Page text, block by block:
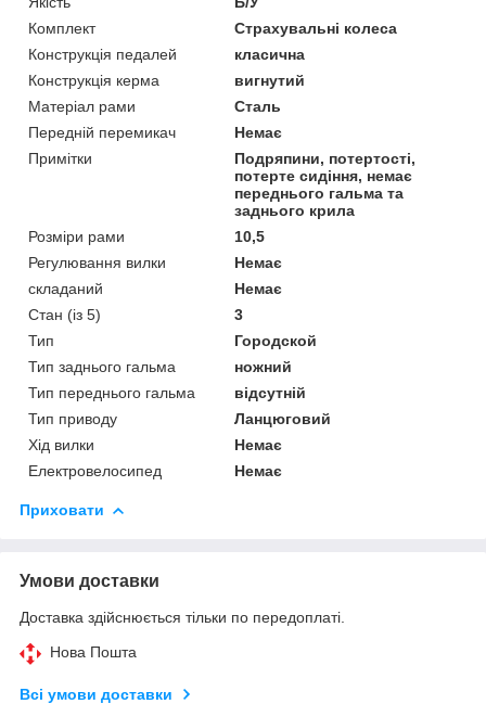
Комплект
Страхувальні колеса
Конструкція педалей
класична
Конструкція керма
вигнутий
Матеріал рами
Сталь
Передній перемикач
Немає
Примітки
Подряпини, потертості,
потерте сидіння, немає
переднього гальма та
заднього крила
Розміри рами
10,5
Регулювання вилки
Немає
складаний
Немає
Стан (із 5)
3
Тип
Городской
Тип заднього гальма
ножний
Тип переднього гальма
відсутній
Тип приводу
Ланцюговий
Хід вилки
Немає
Електровелосипед
Немає
Приховати
Умови доставки
Доставка здійснюється тільки по передоплаті.
Нова Пошта
Всі умови доставки